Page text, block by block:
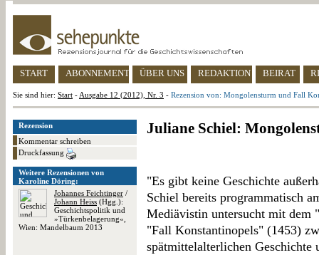
START ABONNEMENT ÜBER UNS REDAKTION BEIRAT
Sie sind hier: Start - Ausgabe 12 (2012), Nr. 3 - Rezension von: Mongolensturm und Fall
Rezension
Kommentar schreiben
Druckfassung
Weitere Rezensionen von
Karoline Döring:
Johannes Feichtinger /
Johann Heiss (Hgg.):
Geschichtspolitik und
»Türkenbelagerung«,
Wien: Mandelbaum 2013
Juliane Schiel:
"Es gibt keine Geschichte
Schiel bereits programmatisch
Mediävistin untersucht mit dem
"Fall Konstantinopels" (1453)
spätmittelalterlichen Geschichte